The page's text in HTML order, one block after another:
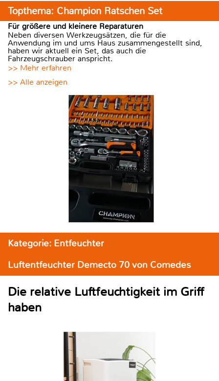
Topthema: Champion Ratschen Set
Für größere und kleinere Reparaturen
Neben diversen Werkzeugsätzen, die für die
Anwendung im und ums Haus zusammengestellt sind,
haben wir aktuell ein Set, das auch die
Fahrzeugschrauber anspricht.
>> Mehr erfahren
>> Alle anzeigen
Kategorie: Entfeuchter
Luftentfeuchter Demecto 70 von Comedes
Die relative Luftfeuchtigkeit im Griff
haben